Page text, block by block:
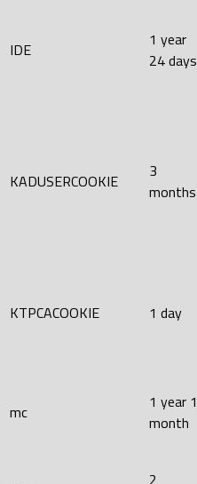
IDE
1 year
24 days
KADUSERCOOKIE
3
months
KTPCACOOKIE 1 day
mc
1 year 1
month
2